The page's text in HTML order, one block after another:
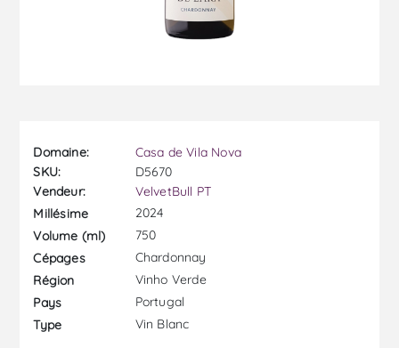
Domaine:
Casa de Vila Nova
SKU:
D5670
Vendeur:
VelvetBull PT
Millésime
2024
Volume (ml)
750
Cépages
Chardonnay
Région
Vinho Verde
Pays
Portugal
Type
Vin Blanc